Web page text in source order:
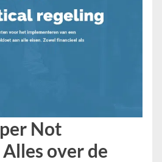
Not
over de